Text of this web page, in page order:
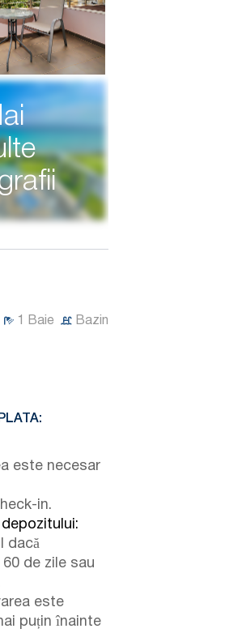
1 Baie Bazin
este necesar
in.
dacă
de zile sau
este
puțin înainte